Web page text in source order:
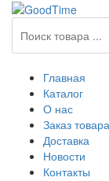
Главная
Каталог
О нас
Заказ товара
Доставка
Новости
Контакты